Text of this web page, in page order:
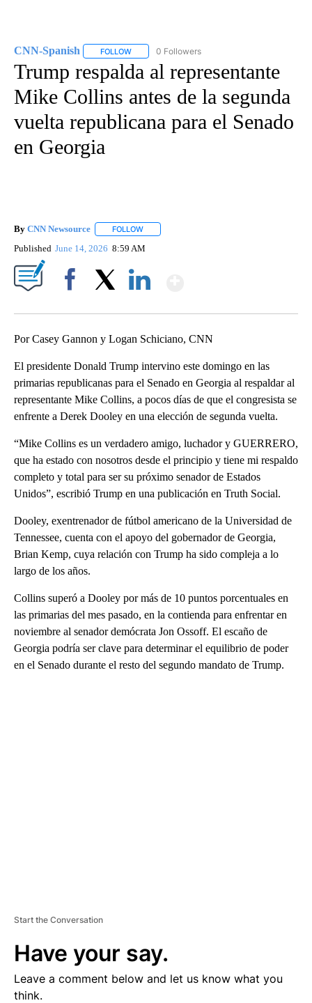
CNN-Spanish FOLLOW FOLLOW "CNN-SPANISH" TO RECEIVE
0 Followers
Trump respalda al representante
Mike Collins antes de la segunda
vuelta republicana para el Senado
en Georgia
By CNN Newsource FOLLOW
Published June 14, 2026 8:59 AM
Por Casey Gannon y Logan Schiciano, CNN
El presidente Donald Trump intervino este domingo en las
primarias republicanas para el Senado en Georgia al respaldar al
representante Mike Collins, a pocos días de que el congresista se
enfrente a Derek Dooley en una elección de segunda vuelta.
“Mike Collins es un verdadero amigo, luchador y GUERRERO,
que ha estado con nosotros desde el principio y tiene mi respaldo
completo y total para ser su próximo senador de Estados
Unidos”, escribió Trump en una publicación en Truth Social.
Dooley, exentrenador de fútbol americano de la Universidad de
Tennessee, cuenta con el apoyo del gobernador de Georgia,
Brian Kemp, cuya relación con Trump ha sido compleja a lo
largo de los años.
Collins superó a Dooley por más de 10 puntos porcentuales en
las primarias del mes pasado, en la contienda para enfrentar en
noviembre al senador demócrata Jon Ossoff. El escaño de
Georgia podría ser clave para determinar el equilibrio de poder
en el Senado durante el resto del segundo mandato de Trump.
Start the Conversation
Have your say.
Leave a comment below and let us know what you
think.